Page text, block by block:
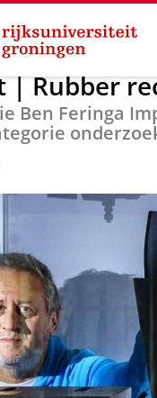
Actueel Nieuws
| Rubber
Ben Feringa